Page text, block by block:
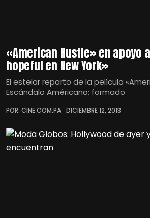
«American Hustle» en apoyo
hopeful en New York»
El estelar reparto de la película
Escándalo Américano; formado
POR: CINE.COM.PA DICIEMBRE 12, 2013